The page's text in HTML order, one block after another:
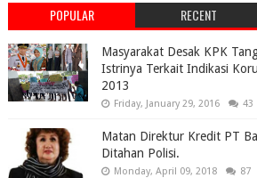
POPULAR RECENT
Masyarakat Desak KPK
Istrinya Terkait Indikasi
2013
Friday, January 29, 2016 43
Matan Direktur Kredit PT
Ditahan Polisi.
Monday, April 09, 2018 87